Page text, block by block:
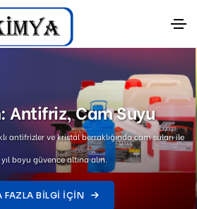
Parlaklığa Odaklanın!
bırakmayan cam sularıyla evinizdeki her köşe
Kimya, temizliğin en pratik hali!
FAZLA BILGI IÇIN